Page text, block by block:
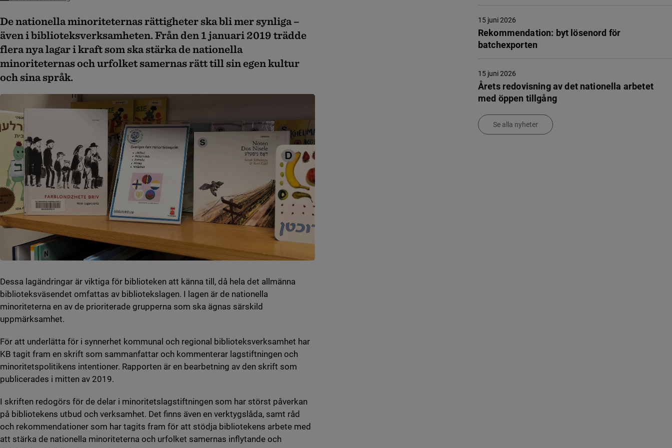
De nationella minoriteternas rättigheter ska bli mer synliga –
även i biblioteksverksamheten. Från den 1 januari 2019 trädde
flera nya lagar i kraft som ska stärka de nationella
minoriteternas och urfolket samernas rätt till sin egen kultur
och sina språk.
Dessa lagändringar är viktiga för biblioteken att känna till, då hela det allmänna
biblioteksväsendet omfattas av bibliotekslagen. I lagen är de nationella
minoriteterna en av de prioriterade grupperna som ska ägnas särskild
uppmärksamhet.
För att underlätta för i synnerhet kommunal och regional biblioteksverksamhet har
KB tagit fram en skrift som sammanfattar och kommenterar lagstiftningen och
minoritetspolitikens intentioner. Rapporten är en bearbetning av den skrift som
publicerades i mitten av 2019.
I skriften redogörs för de delar i minoritetslagstiftningen som har störst påverkan
på bibliotekens utbud och verksamhet. Det finns även en verktygslåda, samt råd
och rekommendationer som har tagits fram för att stödja bibliotekens arbete med
att stärka de nationella minoriteterna och urfolket samernas inflytande och
Rekommendation: byt lösenord för
batchexporten
15 juni 2026
Årets redovisning av det nationella arbetet
med öppen tillgång
15 juni 2026
Se alla nyheter